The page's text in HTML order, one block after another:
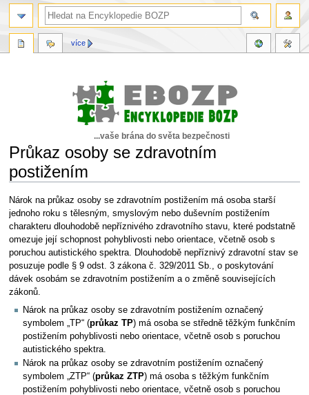
...vaše brána do světa bezpečnosti
Průkaz osoby se zdravotním
postižením
Skočit
na
navigaci
Skočit
na
vyhledávání
Nárok na průkaz osoby se zdravotním postižením má osoba starší
jednoho roku s tělesným, smyslovým nebo duševním postižením
charakteru dlouhodobě nepříznivého zdravotního stavu, které podstatně
omezuje její schopnost pohyblivosti nebo orientace, včetně osob s
poruchou autistického spektra. Dlouhodobě nepříznivý zdravotní stav se
posuzuje podle § 9 odst. 3 zákona č. 329/2011 Sb., o poskytování
dávek osobám se zdravotním postižením a o změně souvisejících
zákonů.
Nárok na průkaz osoby se zdravotním postižením označený
symbolem „TP“ (průkaz TP) má osoba se středně těžkým funkčním
postižením pohyblivosti nebo orientace, včetně osob s poruchou
autistického spektra.
Nárok na průkaz osoby se zdravotním postižením označený
symbolem „ZTP“ (průkaz ZTP) má osoba s těžkým funkčním
postižením pohyblivosti nebo orientace, včetně osob s poruchou
více